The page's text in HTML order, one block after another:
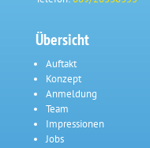
Übersicht
Auftakt
Konzept
Anmeldung
Team
Impressionen
Jobs